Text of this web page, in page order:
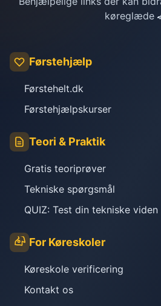
køreglæde
Førstehjælp
Førstehelt.dk
Førstehjælpskurser
Teori & Praktik
Gratis teoriprøver
Tekniske spørgsmål
QUIZ: Test din tekniske viden
For Køreskoler
Køreskole verificering
Kontakt os